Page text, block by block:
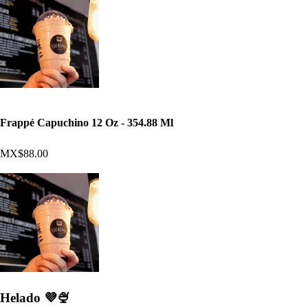
Frappé Capuchino 12 Oz - 354.88 Ml
MX$88.00
Helado 💜🍨